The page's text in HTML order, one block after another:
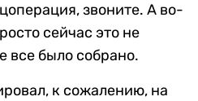
звоните. А во-
сейчас это не
все было собрано.
к сожалению, на